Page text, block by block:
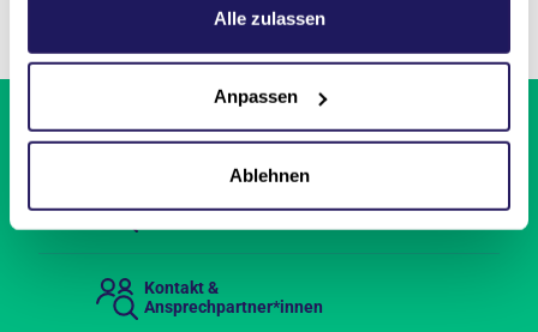
.Alle zulassen
Anpassen
Ablehnen
Einrichtungen &
Leistungen finden
Kontakt &
Ansprechpartner*innen